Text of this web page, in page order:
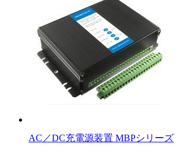
AC／DC充電源装置 MBPシリーズ